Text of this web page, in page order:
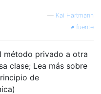
— Kai Hartmann
fuente
método privado a otra
clase; Lea más sobre
de